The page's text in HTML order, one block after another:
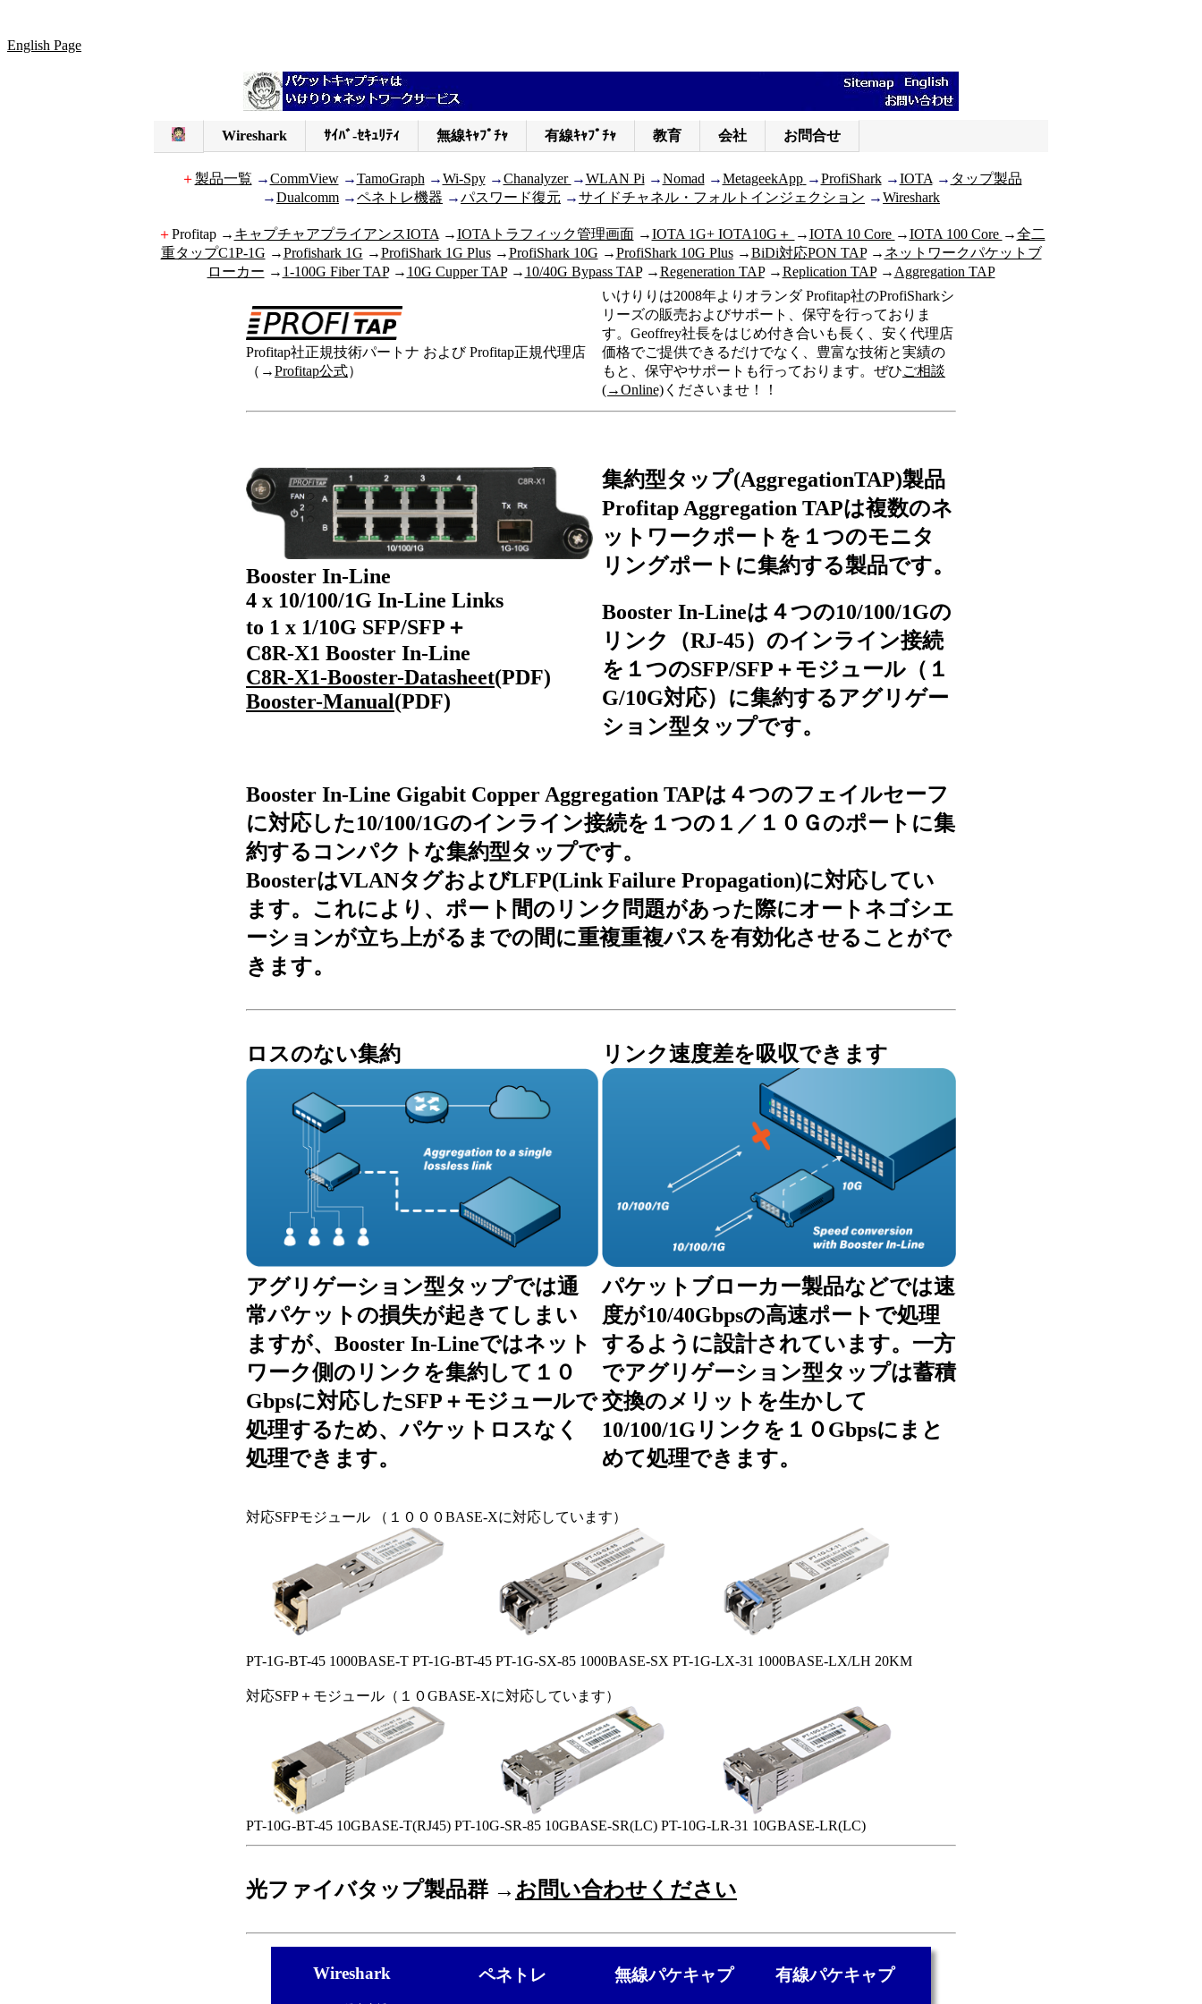
English Page
Wireshark ｻｲﾊﾞ-ｾｷｭﾘﾃｨ 無線ｷｬﾌﾟﾁｬ 有線ｷｬﾌﾟﾁｬ 教育 会社 お問合せ
＋製品一覧 →CommView→TamoGraph →Wi-Spy→Chanalyzer →WLAN Pi →Nomad →MetageekApp →ProfiShark→IOTA → タップ製品
→Dualcomm →ペネトレ機器 →パスワード復元 →サイドチャネル・フォルトインジェクション →Wireshark
＋Profitap → キャプチャアプライアンスIOTA →IOTAトラフィック管理画面→IOTA 1G+ IOTA10G＋ →IOTA 10 Core →IOTA 100 Core →全二
重タップC1P-1G →Profishark 1G →ProfiShark 1G Plus→ProfiShark 10G →ProfiShark 10G Plus→BiDi対応PON TAP→ ネットワークパケットブ
ローカー → 1-100G Fiber TAP→ 10G Cupper TAP→ 10/40G Bypass TAP→Regeneration TAP→Replication TAP→ Aggregation TAP
Profitap社正規技術パートナ および Profitap正規代理店
（→Profitap公式）
いけりりは2008年よりオランダ Profitap社のProfiSharkシ
リーズの販売およびサポート、保守を行っておりま
す。Geoffrey社長をはじめ付き合いも長く、安く代理店
価格でご提供できるだけでなく、豊富な技術と実績の
もと、保守やサポートも行っております。ぜひご相談
(→Online) くださいませ！！
Booster In-Line
4 x 10/100/1G In-Line Links
to 1 x 1/10G SFP/SFP＋
C8R-X1 Booster In-Line
C8R-X1-Booster-Datasheet(PDF)
Booster-Manual(PDF)
集約型タップ(AggregationTAP)製品
Profitap Aggregation TAPは複数のネ
ットワークポートを１つのモニタ
リングポートに集約する製品です。
Booster In-Lineは４つの10/100/1Gの
リンク（RJ-45）のインライン接続
を１つのSFP/SFP＋モジュール（１
G/10G対応）に集約するアグリゲー
ション型タップです。
Booster In-Line Gigabit Copper Aggregation TAPは４つのフェイルセーフ
に対応した10/100/1Gのインライン接続を１つの１／１０Ｇのポートに集
約するコンパクトな集約型タップです。
BoosterはVLANタグおよびLFP(Link Failure Propagation)に対応してい
ます。これにより、ポート間のリンク問題があった際にオートネゴシエ
ーションが立ち上がるまでの間に重複重複パスを有効化させることがで
きます。
ロスのない集約
アグリゲーション型タップでは通
常パケットの損失が起きてしまい
ますが、Booster In-Lineではネット
ワーク側のリンクを集約して１０
Gbpsに対応したSFP＋モジュールで
処理するため、パケットロスなく
処理できます。
リンク速度差を吸収できます
パケットブローカー製品などでは速
度が10/40Gbpsの高速ポートで処理
するように設計されています。一方
でアグリゲーション型タップは蓄積
交換のメリットを生かして
10/100/1Gリンクを１０Gbpsにまと
めて処理できます。
対応SFPモジュール （１０００BASE-Xに対応しています）
PT-1G-BT-45 1000BASE-T PT-1G-BT-45 PT-1G-SX-85 1000BASE-SX PT-1G-LX-31 1000BASE-LX/LH 20KM
対応SFP＋モジュール（１０GBASE-Xに対応しています）
PT-10G-BT-45 10GBASE-T(RJ45) PT-10G-SR-85 10GBASE-SR(LC) PT-10G-LR-31 10GBASE-LR(LC)
光ファイバタップ製品群 → お問い合わせください
Wireshark ペネトレ 無線パケキャプ 有線パケキャプ